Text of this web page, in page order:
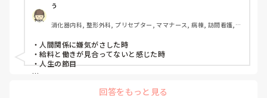
う
消化器内科, 整形外科, プリセプター, ママナース, 病棟, 訪問看護,
・人間関係に嫌気がさした時
・給料と働きが見合ってないと感じた時
・人生の節目
回答をもっと見る